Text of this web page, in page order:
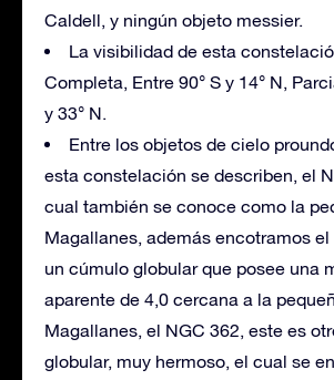
Caldell, y ningún objeto messier.
La visibilidad de esta
Completa, Entre 90° S y 14° N,
y 33° N.
Entre los objetos de cielo
esta constelación se describen, el
cual también se conoce como la
Magallanes, además encotramos el
un cúmulo globular que posee una
aparente de 4,0 cercana a la
Magallanes, el NGC 362, este es
globular, muy hermoso, el cual se